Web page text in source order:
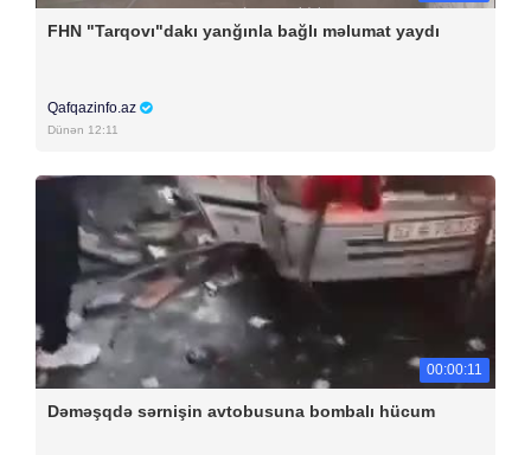
FHN "Tarqovı"dakı yanğınla bağlı məlumat yaydı
Qafqazinfo.az
Dünən 12:11
00:00:11
Dəməşqdə sərnişin avtobusuna bombalı hücum